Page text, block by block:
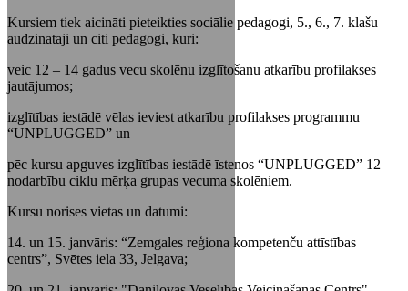
Kursiem tiek aicināti pieteikties sociālie pedagogi, 5., 6., 7. klašu
audzinātāji un citi pedagogi, kuri:
veic 12 – 14 gadus vecu skolēnu izglītošanu atkarību profilakses
jautājumos;
izglītības iestādē vēlas ieviest atkarību profilakses programmu
“UNPLUGGED” un
pēc kursu apguves izglītības iestādē īstenos “UNPLUGGED” 12
nodarbību ciklu mērķa grupas vecuma skolēniem.
Kursu norises vietas un datumi:
14. un 15. janvāris: “Zemgales reģiona kompetenču attīstības
centrs”, Svētes iela 33, Jelgava;